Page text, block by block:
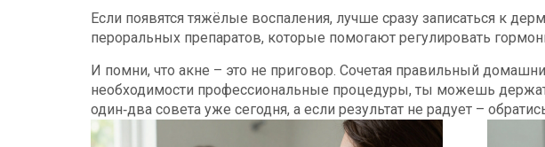
Если появятся тяжёлые воспаления, лучше сразу записаться к
пероральных препаратов, которые помогают регулировать
И помни, что акне – это не приговор. Сочетая правильный
необходимости профессиональные процедуры, ты можешь
один‑два совета уже сегодня, а если результат не радует –